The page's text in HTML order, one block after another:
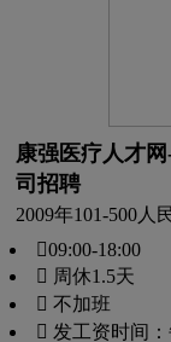
康强医疗人才
司招聘
2009年101-500人
09:00-18:00
 周休1.5天
 不加班
 发工资时间